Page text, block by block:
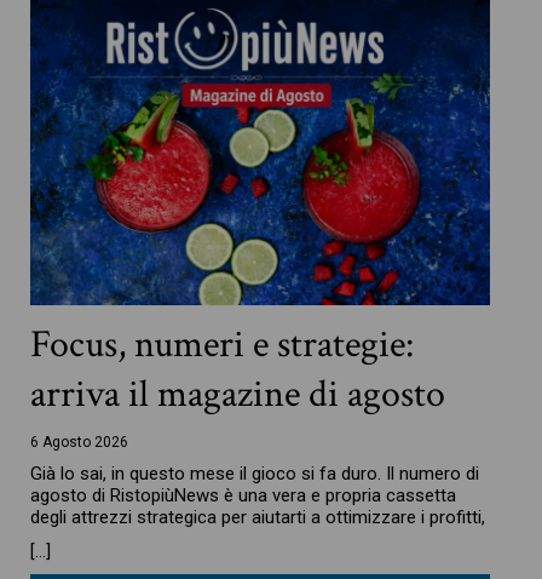
Focus, numeri e strategie:
arriva il magazine di agosto
6 Agosto 2026
Già lo sai, in questo mese il gioco si fa duro. Il numero di
agosto di RistopiùNews è una vera e propria cassetta
degli attrezzi strategica per aiutarti a ottimizzare i profitti,
[…]